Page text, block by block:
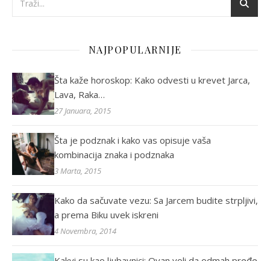
NAJPOPULARNIJE
Šta kaže horoskop: Kako odvesti u krevet Jarca,
Lava, Raka…
27 Januara, 2015
Šta je podznak i kako vas opisuje vaša
kombinacija znaka i podznaka
3 Marta, 2015
Kako da sačuvate vezu: Sa Jarcem budite strpljivi,
a prema Biku uvek iskreni
4 Novembra, 2014